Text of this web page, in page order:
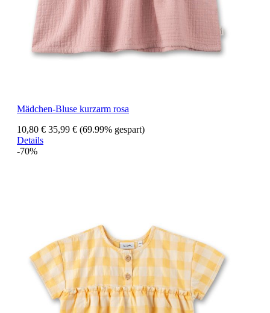
Mädchen-Bluse kurzarm rosa
10,80 € 35,99 € (69.99% gespart)
Details
-70%